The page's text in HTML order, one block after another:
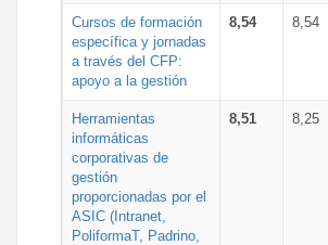
Cursos de formación
específica y jornadas
a través del CFP:
apoyo a la gestión
8,54 8,54
Herramientas
informáticas
corporativas de
gestión
proporcionadas por el
ASIC (Intranet,
PoliformaT, Padrino,
8,51 8,25